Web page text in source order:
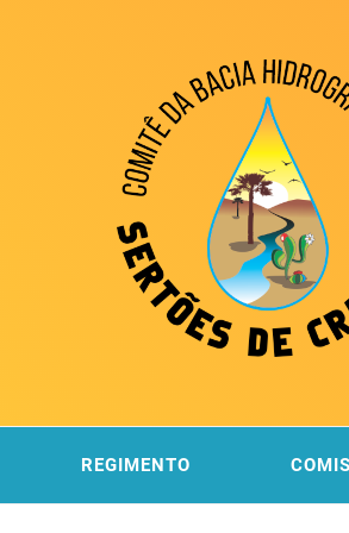
REGIMENTO